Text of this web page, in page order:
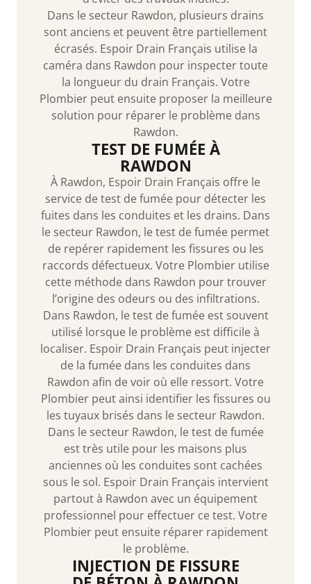
Dans le secteur Rawdon, plusieurs drains
sont anciens et peuvent être partiellement
écrasés. Espoir Drain Français utilise la
caméra dans Rawdon pour inspecter toute
la longueur du drain Français. Votre
Plombier peut ensuite proposer la meilleure
solution pour réparer le problème dans
Rawdon.
TEST DE FUMÉE À
RAWDON
À Rawdon, Espoir Drain Français offre le
service de test de fumée pour détecter les
fuites dans les conduites et les drains. Dans
le secteur Rawdon, le test de fumée permet
de repérer rapidement les fissures ou les
raccords défectueux. Votre Plombier utilise
cette méthode dans Rawdon pour trouver
l’origine des odeurs ou des infiltrations.
Dans Rawdon, le test de fumée est souvent
utilisé lorsque le problème est difficile à
localiser. Espoir Drain Français peut injecter
de la fumée dans les conduites dans
Rawdon afin de voir où elle ressort. Votre
Plombier peut ainsi identifier les fissures ou
les tuyaux brisés dans le secteur Rawdon.
Dans le secteur Rawdon, le test de fumée
est très utile pour les maisons plus
anciennes où les conduites sont cachées
sous le sol. Espoir Drain Français intervient
partout à Rawdon avec un équipement
professionnel pour effectuer ce test. Votre
Plombier peut ensuite réparer rapidement
le problème.
INJECTION DE FISSURE